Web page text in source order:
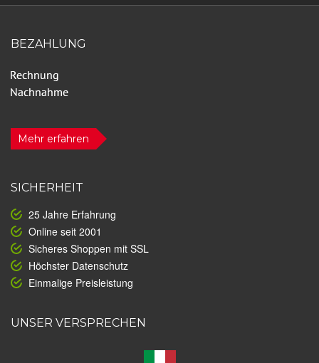
BEZAHLUNG
Mehr erfahren
SICHERHEIT
25 Jahre Erfahrung
Online seit 2001
Sicheres Shoppen mit SSL
Höchster Datenschutz
Einmalige Preisleistung
UNSER VERSPRECHEN